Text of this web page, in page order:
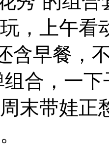
，上午
含早餐，
组合，一
末带娃